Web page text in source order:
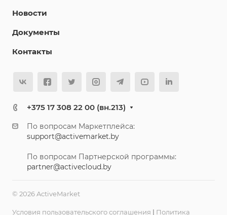
Новости
Документы
Контакты
+375 17 308 22 00 (вн.213)
По вопросам Маркетплейса:
support@activemarket.by
По вопросам Партнерской программы:
partner@activecloud.by
© 2026 ActiveMarket
Условия пользовательского соглашения | Политика